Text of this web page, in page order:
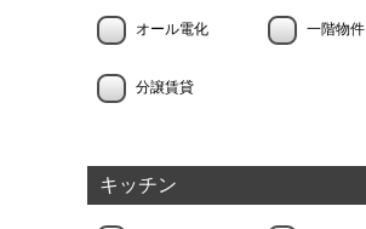
オール電化 一階物件
分譲賃貸
キッチン